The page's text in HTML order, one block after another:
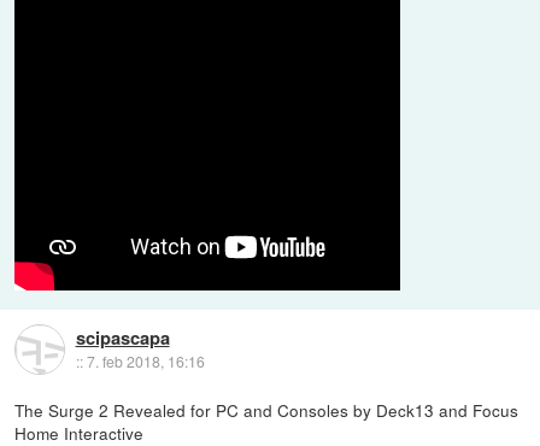
scipascapa
::7. feb 2018, 16:16
The Surge 2 Revealed for PC and Consoles by Deck13 and Focus
Home Interactive